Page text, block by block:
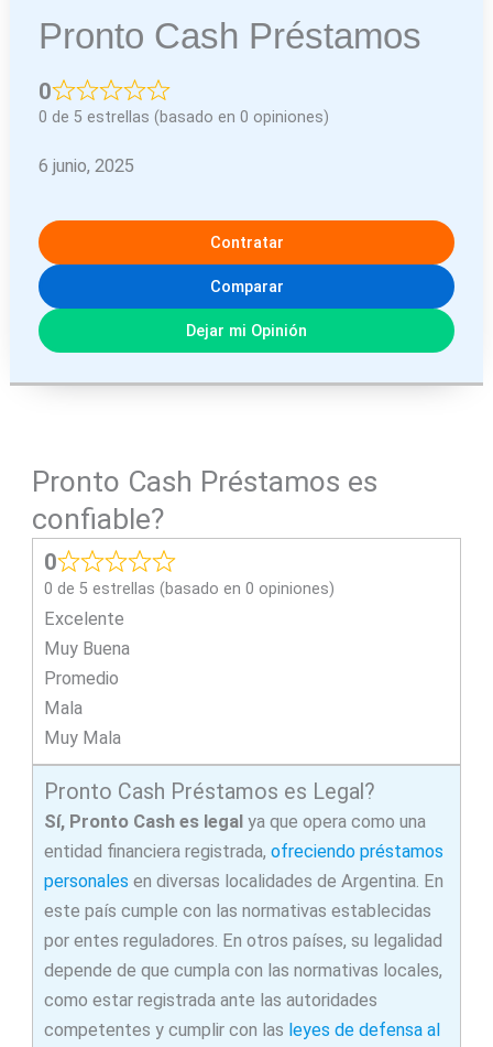
Pronto Cash Préstamos
0
0 de 5 estrellas (basado en 0 opiniones)
6 junio, 2025
Contratar
Comparar
Dejar mi Opinión
Pronto Cash Préstamos es
confiable?
0
0 de 5 estrellas (basado en 0 opiniones)
Excelente
Muy Buena
Promedio
Mala
Muy Mala
Pronto Cash Préstamos es Legal?
Sí, Pronto Cash es legalya que opera como una
entidad financiera registrada, ofreciendo préstamos
personales en diversas localidades de Argentina. En
este país cumple con las normativas establecidas
por entes reguladores. En otros países, su legalidad
depende de que cumpla con las normativas locales,
como estar registrada ante las autoridades
competentes y cumplir con las leyes de defensa al